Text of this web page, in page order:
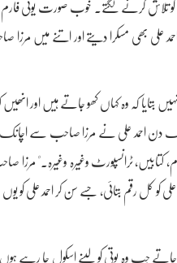
کرنے لگتے۔ خوب صورت یونی فارم
علی بھی مسکرا دیتے اور اتنے میں مرزا
کہ وہ کہاں کھو جاتے ہیں اور انھیں
احمد علی نے مرزا صاحب سے اچانک
کتابیں، ٹرانسپورٹ وغیرہ وغیرہ۔"
کل رقم بتائی، جسے سن کر احمد علی کو یوں
جب وہ پوتی کو لینے اسکول جا رہے ہوں